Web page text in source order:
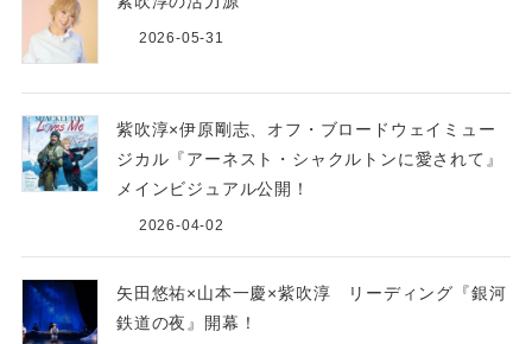
2026-05-31
紫吹淳×伊原剛志、オフ・ブロードウェイミュー
ジカル『アーネスト・シャクルトンに愛されて』
メインビジュアル公開！
2026-04-02
矢田悠祐×山本一慶×紫吹淳 リーディング『銀河
鉄道の夜』開幕！